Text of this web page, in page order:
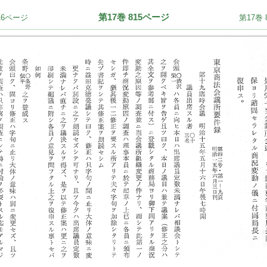
第17巻 815ページ